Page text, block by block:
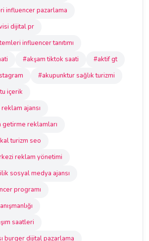
influencer pazarlama
dijital pr
influencer tanıtımı
#akşam tiktok saati
#aktif gt
#akupunktur sağlık turizmi
içerik
ajansı
getirme reklamları
turizm seo
reklam yönetimi
sosyal medya ajansı
programı
saatleri
burger dijital pazarlama